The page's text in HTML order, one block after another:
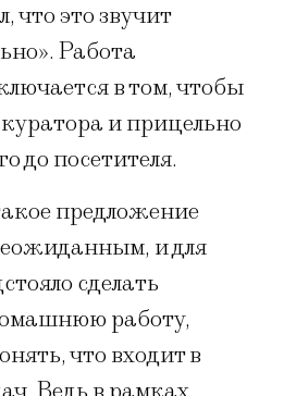
что это звучит
Работа
в том, чтобы
и прицельно
до посетителя.
предложение
и для
сделать
работу,
что входит в